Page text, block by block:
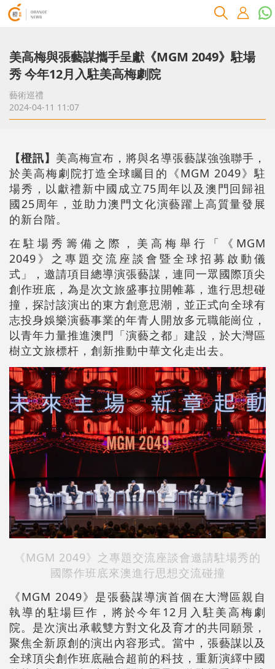
美高梅與張藝謀攜手呈獻《MGM 2049》駐場
秀 今年12月入駐美高梅劇院
藝術巡禮
2024-04-11 11:07
【橙訊】 美高梅宣布，將與名導張藝謀強強聯手，
於美高梅劇院打造全球矚目的《MGM 2049》駐
場秀，以獻禮新中國成立75周年以及澳門回歸祖
國25周年，並助力澳門文化演藝躍上高質量發展
的新台階。
在駐場秀籌備之際，美高梅舉行「《MGM
2049》之專題交流座談會暨全球招募啟動儀
式」，邀請項目總導演張藝謀，連同一眾國際頂尖
創作班底，為是次文旅盛事拉開帷幕，進行思想碰
撞，探討該演出的東方創意思潮，並正式向全球有
志投身娛樂演藝事業的年青人開放多元職能崗位，
以青年力量推進澳門「演藝之都」建設，於大灣區
樹立文旅標杆，創新推動中華文化走出去。
《MGM 2049》之專題交流座談會邀請駐場秀的
國際作班底來澳進行思想交流碰撞
《MGM 2049》是張藝謀導演首個在大灣區親自
執導的駐場巨作，將於今年12月入駐美高梅劇
院。是次演出承載雙方對文化及育才的共同願景，
聚焦全新原創的演出內容形式。當中，張藝謀以及
全球頂尖創作班底融合超前的科技，重新演繹中國